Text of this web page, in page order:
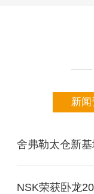
新
舍弗勒太仓新
NSK荣获卧龙